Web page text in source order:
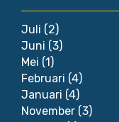
Juli (2)
Juni (3)
Mei (1)
Februari (4)
Januari (4)
November (3)